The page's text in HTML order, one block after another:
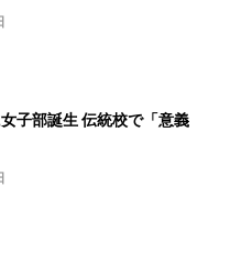
子部誕生 伝統校で「意義